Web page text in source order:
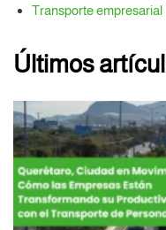
Transporte empresarial
Últimos